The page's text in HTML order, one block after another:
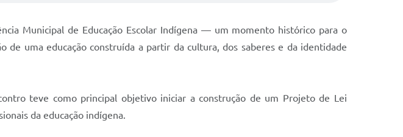
Municipal de Educação Escolar Indígena — um momento histórico para o
uma educação construída a partir da cultura, dos saberes e da identidade
teve como principal objetivo iniciar a construção de um Projeto de Lei
da educação indígena.